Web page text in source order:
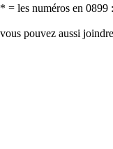
* = les numéros en 0899
vous pouvez aussi